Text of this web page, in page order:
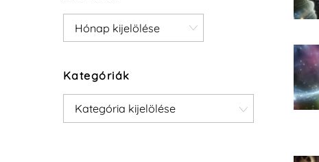
Archívum
Kategóriák
Kategóriák